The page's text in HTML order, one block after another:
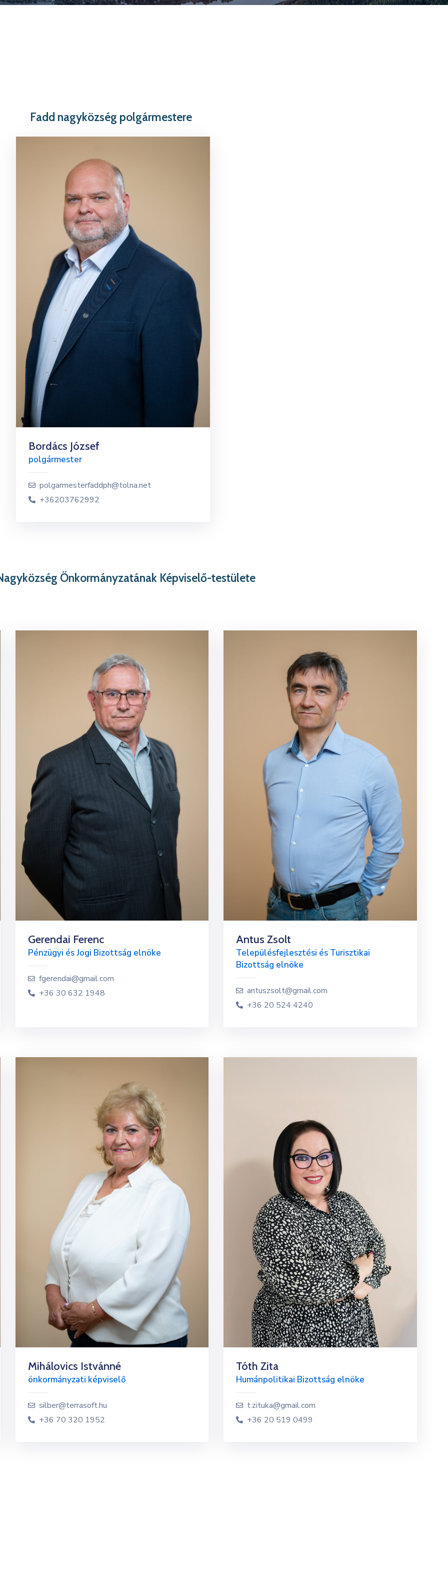
Fadd nagyközség polgármestere
Bordács József
polgármester
polgarmesterfaddph@tolna.net
+36203762992
Önkormányzatának Képviselő-testülete
Gerendai Ferenc
Pénzügyi és Jogi Bizottság elnöke
fgerendai@gmail.com
+36 30 632 1948
Antus Zsolt
Településfejlesztési és Turisztikai
Bizottság elnöke
antuszsolt@gmail.com
+36 20 524 4240
Mihálovics Istvánné
önkormányzati képviselő
silber@terrasoft.hu
+36 70 320 1952
Tóth Zita
Humánpolitikai Bizottság elnöke
t.zituka@gmail.com
+36 20 519 0499